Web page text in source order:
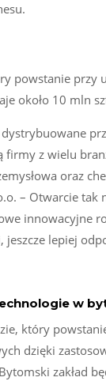
powstanie
około 10 mln
firmy z wielu
oraz
o.o. – Otwarcie
innowacyjne
jeszcze lepiej
w
który
dzięki
zakład